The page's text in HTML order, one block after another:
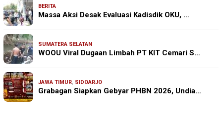
BERITA
Massa Aksi Desak Evaluasi Kadisdik OKU, …
SUMATERA SELATAN
WOOU Viral Dugaan Limbah PT KIT Cemari S…
JAWA TIMUR, SIDOARJO
Grabagan Siapkan Gebyar PHBN 2026, Undia…